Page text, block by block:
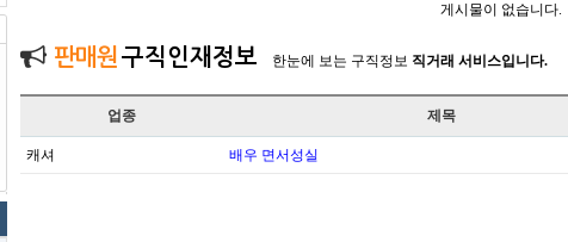
게시물이 없습니다.
판매원 구직인재정보 한눈에 보는 구직정보 직거래 서비스입니다.
업종 제목
캐셔 배우 면서성실